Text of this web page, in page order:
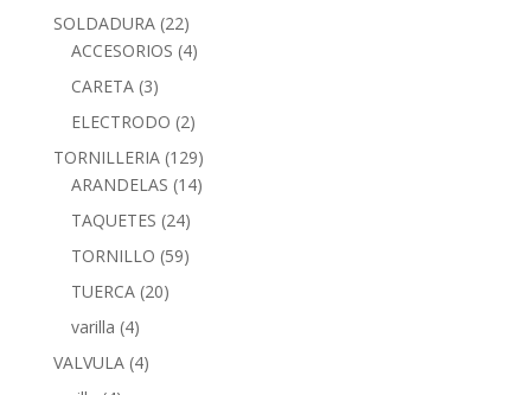
SOLDADURA (22)
ACCESORIOS (4)
CARETA (3)
ELECTRODO (2)
TORNILLERIA (129)
ARANDELAS (14)
TAQUETES (24)
TORNILLO (59)
TUERCA (20)
varilla (4)
VALVULA (4)